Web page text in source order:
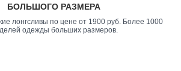
БОЛЬШОГО РАЗМЕРА
лонгсливы по цене от 1900 руб. Более 1000
одежды больших размеров.